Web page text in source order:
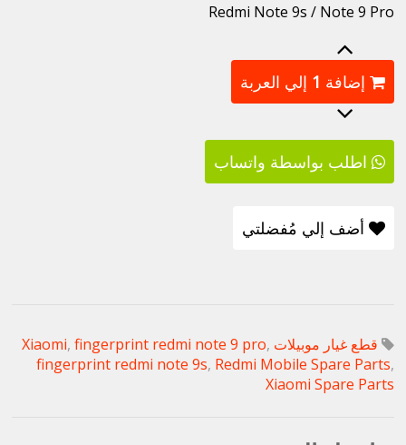
Redmi Note 9s / Note 9 Pro
إضافة 1 إلي العربة
اطلب بواسطة واتساب
أضف إلي مُفضلتي
قطع غيار موبيلات Xiaomi , fingerprint redmi note 9 pro,
fingerprint redmi note 9s, Redmi Mobile Spare Parts,
Xiaomi Spare Parts